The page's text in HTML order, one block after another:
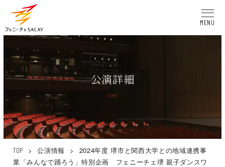
MENU
公演詳細
Event
TOP > 公演情報 >
2024年度 堺市と関西大学との地域連携事
業「みんなで踊ろう」特別企画 フェニーチェ堺 親子ダンスワ